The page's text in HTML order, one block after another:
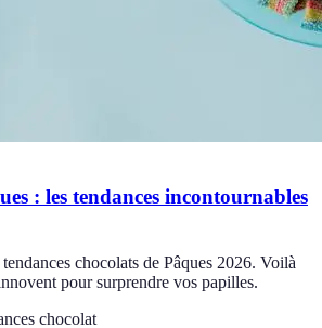
: les tendances incontournables
chocolats de Pâques 2026. Voilà
pour surprendre vos papilles.
chocolat